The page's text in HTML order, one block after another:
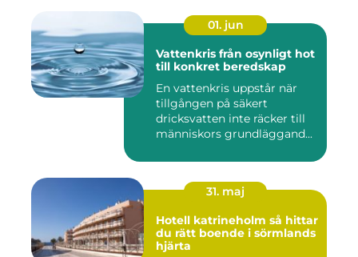
01. jun
Vattenkris från osynligt hot
till konkret beredskap
En vattenkris uppstår när
tillgången på säkert
dricksvatten inte räcker till
människors grundläggand...
31. maj
Hotell katrineholm så hittar
du rätt boende i sörmlands
hjärta